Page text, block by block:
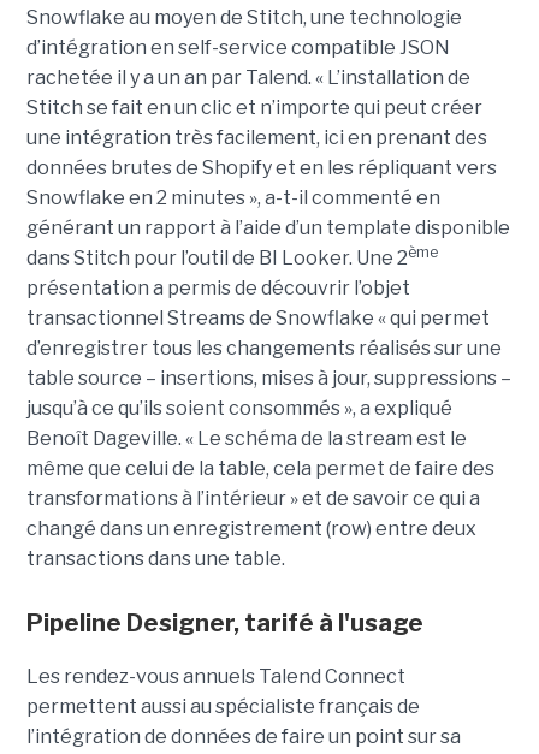
Snowflake au moyen de Stitch, une technologie
d’intégration en self-service compatible JSON
rachetée il y a un an par Talend. « L’installation de
Stitch se fait en un clic et n’importe qui peut créer
une intégration très facilement, ici en prenant des
données brutes de Shopify et en les répliquant vers
Snowflake en 2 minutes », a-t-il commenté en
générant un rapport à l’aide d’un template disponible
dans Stitch pour l’outil de BI Looker. Une 2ème
présentation a permis de découvrir l’objet
transactionnel Streams de Snowflake « qui permet
d’enregistrer tous les changements réalisés sur une
table source – insertions, mises à jour, suppressions –
jusqu’à ce qu’ils soient consommés », a expliqué
Benoît Dageville. « Le schéma de la stream est le
même que celui de la table, cela permet de faire des
transformations à l’intérieur » et de savoir ce qui a
changé dans un enregistrement (row) entre deux
transactions dans une table.
Pipeline Designer, tarifé à l'usage
Les rendez-vous annuels Talend Connect
permettent aussi au spécialiste français de
l’intégration de données de faire un point sur sa